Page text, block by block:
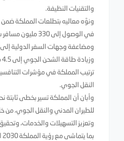
والتقنيات النظيفة.
ونوَّه معاليه بتطلعات المملكة ضمن
ترتيب المملكة في مؤشرات
النقل الجوي.
وأبان أن المملكة تسير بخطى ثابتة
للطيران المدني والنقل الجوي، من
وتعزيز التسهيلات والخدمات،